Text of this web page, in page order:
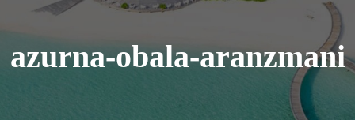
azurna-obala-aranzmani